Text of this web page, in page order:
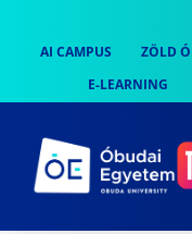
content
AI CAMPUS
ZÖLD
E-LEARNING